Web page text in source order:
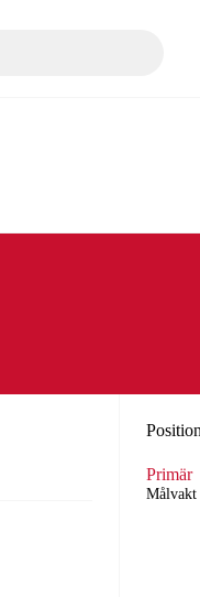
Position
Primär
Målvakt